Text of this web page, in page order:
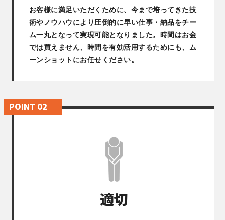
お客様に満足いただくために、今まで培ってきた技
術やノウハウにより圧倒的に早い仕事・納品をチー
ム一丸となって実現可能となりました。時間はお金
では買えません、時間を有効活用するためにも、ム
ーンショットにお任せください。
適切